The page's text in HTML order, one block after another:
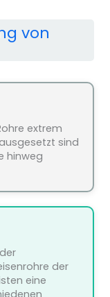
von
extrem
sind
hinweg
der
eine